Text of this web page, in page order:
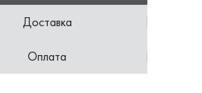
Доставка
Оплата